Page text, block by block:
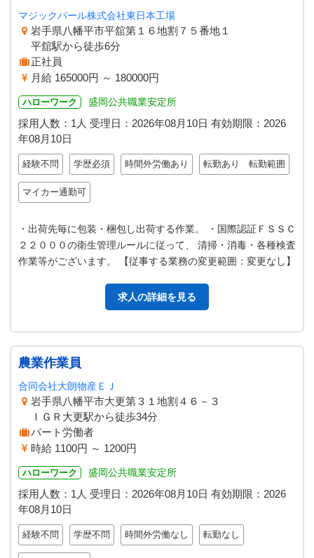
マジックパール株式会社東日本工場
岩手県八幡平市平舘第１６地割７５番地１
平舘駅から徒歩6分
正社員
月給 165000円 ～ 180000円
ハローワーク 盛岡公共職業安定所
採用人数：1人 受理日： 2026年08月10日 有効期限： 2026
年08月10日
経験不問 学歴必須 時間外労働あり 転勤あり 転勤範囲
マイカー通勤可
・出荷先毎に包装・梱包し出荷する作業。 ・国際認証ＦＳＳＣ
２２０００の衛生管理ルールに従って、 清掃・消毒・各種検査
作業等がございます。 【従事する業務の変更範囲：変更なし】
求人の詳細を見る
農業作業員
合同会社大朗物産ＥＪ
岩手県八幡平市大更第３１地割４６－３
ＩＧＲ大更駅から徒歩34分
パート労働者
時給 1100円 ～ 1200円
ハローワーク 盛岡公共職業安定所
採用人数：1人 受理日： 2026年08月10日 有効期限： 2026
年08月10日
経験不問 学歴不問 時間外労働なし 転勤なし